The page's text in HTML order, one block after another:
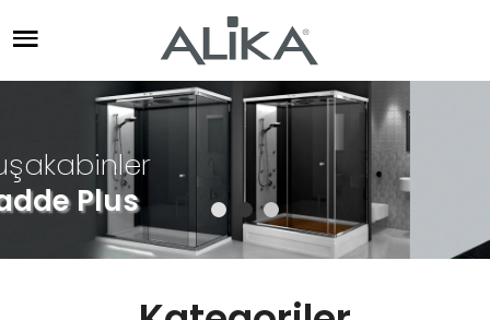
Özel Tasarım Küvetler